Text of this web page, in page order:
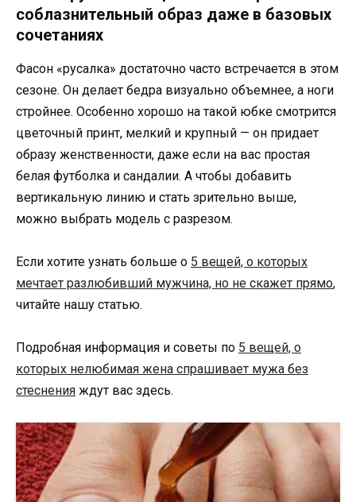
соблазнительный образ даже в базовых
сочетаниях
Фасон «русалка» достаточно часто встречается в этом
сезоне. Он делает бедра визуально объемнее, а ноги
стройнее. Особенно хорошо на такой юбке смотрится
цветочный принт, мелкий и крупный — он придает
образу женственности, даже если на вас простая
белая футболка и сандалии. А чтобы добавить
вертикальную линию и стать зрительно выше,
можно выбрать модель с разрезом.
Если хотите узнать больше о 5 вещей, о которых
мечтает разлюбивший мужчина, но не скажет прямо,
читайте нашу статью.
Подробная информация и советы по 5 вещей, о
которых нелюбимая жена спрашивает мужа без
стеснения ждут вас здесь.